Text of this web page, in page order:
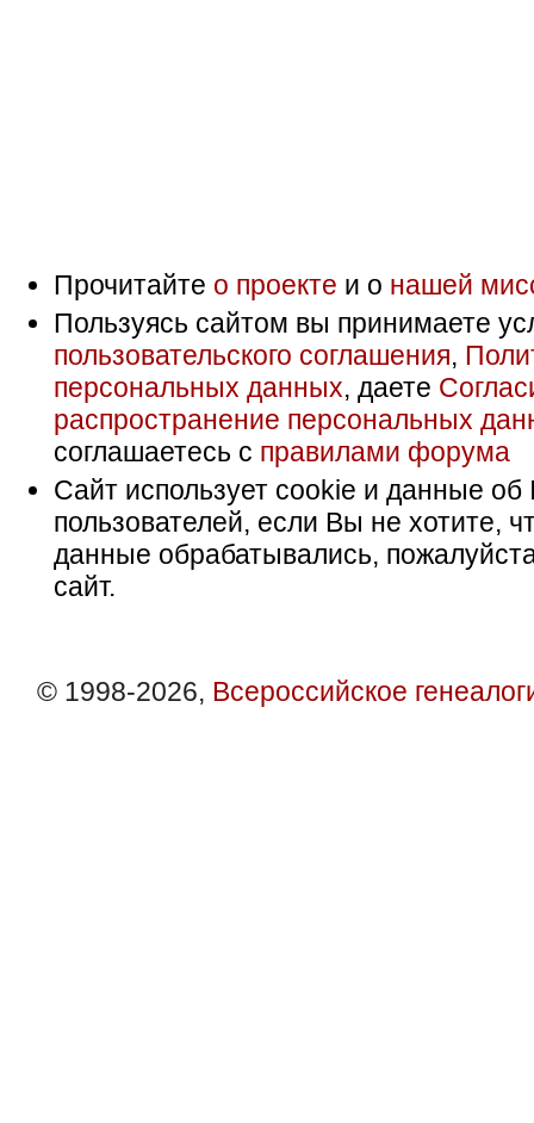
Прочитайте о проекте и о нашей
Пользуясь сайтом вы принимаете
пользовательского соглашения,
персональных данных, даете
распространение персональных
соглашаетесь с правилами форума
Сайт использует cookie и данные об
пользователей, если Вы не хотите,
данные обрабатывались,
сайт.
© 1998-2026, Всероссийское